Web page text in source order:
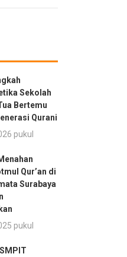
Sekolah
Bertemu
Qurani
pukul
Qur’an di
Surabaya
pukul